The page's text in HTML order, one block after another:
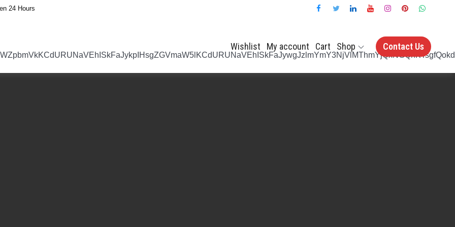
24 Hours
Wishlist My account Cart Shop Contact Us